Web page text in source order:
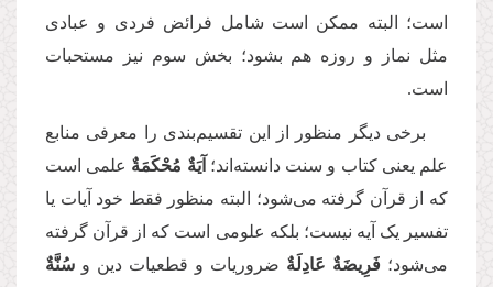
است؛ البته ممکن است شامل فرائض فردی و عبادی
مثل نماز و روزه هم بشود؛ بخش سوم نیز مستحبات
است.
برخی دیگر منظور از این تقسیم‌بندی را معرفی منابع
علم یعنی کتاب و سنت دانسته‌اند؛ ‏آیَةٌ مُحْكَمَةٌ علمی است
که از قرآن گرفته می‌شود؛ البته منظور فقط خود آیات یا
تفسیر یک آیه نیست؛ بلکه علومی است که از قرآن گرفته
می‌شود؛ فَرِیضَةٌ عَادِلَةٌ ضروریات و قطعیات دین و سُنَّةٌ